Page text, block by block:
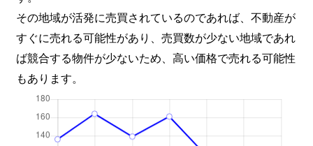
その地域が活発に売買されているのであれば、不動産が
すぐに売れる可能性があり、売買数が少ない地域であれ
ば競合する物件が少ないため、高い価格で売れる可能性
もあります。